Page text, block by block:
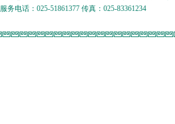
服务电话：025-51861377 传真：025-83361234